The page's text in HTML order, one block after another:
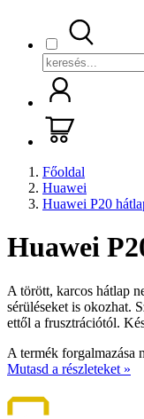
Főoldal
Huawei
Huawei P20
Huawei
A törött, karcos hátlap
sérüléseket is okozhat.
ettől a frusztrációtól.
A termék forgalmazása
Mutasd a részleteket »